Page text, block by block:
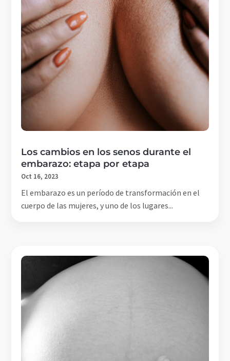
Los cambios en los senos durante el
embarazo: etapa por etapa
Oct 16, 2023
El embarazo es un período de transformación en el
cuerpo de las mujeres, y uno de los lugares...